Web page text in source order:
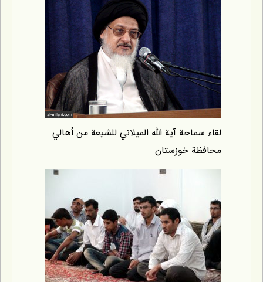
سماحة آية الله الميلاني للشيعة من أهالي
خوزستان